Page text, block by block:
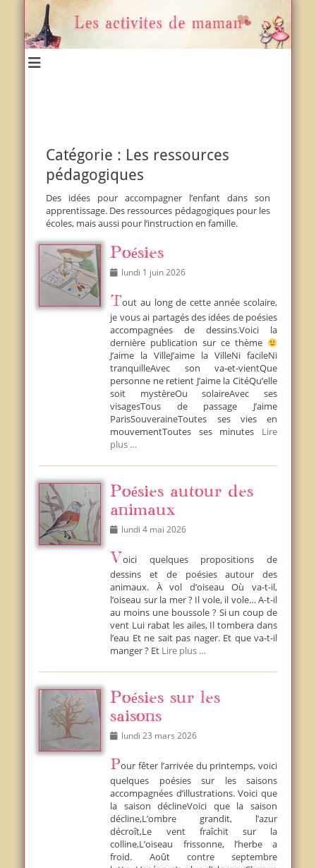
Catégorie : Les ressources
pédagogiques
Des idées pour accompagner l’enfant dans son
apprentissage. Des ressources pédagogiques pour les
écoles, mais aussi pour l’instruction en famille.
Poésies
Postedlundi 1 juin 2026
Tout au long de cette année scolaire,
je vous ai partagés des idées de poésies
accompagnées de dessins.Voici la
dernière publication sur ce thème
J’aime la VilleJ’aime la VilleNi facileNi
tranquilleAvec son va-et-vientQue
personne ne retient J’aime la CitéQu’elle
soit mystèreOu solaireAvec ses
visagesTous de passage J’aime
ParisSouveraineToutes ses vies en
mouvementToutes ses minutes Lire
plus …
Poésies autour des
animaux
Postedlundi 4 mai 2026
Voici quelques propositions de
dessins et de poésies autour des
animaux. À vol d’oiseau Où va-t-il,
l’oiseau sur la mer ? Il vole, il vole… A-t-il
au moins une boussole ? Si un coup de
vent Lui rabat les ailes, Il tombera dans
l’eau Et ne sait pas nager. Et que va-t-il
manger ? Et Lire plus …
Poésies sur les
saisons
Postedlundi 23 mars 2026
Pour fêter l’arrivée du printemps, voici
quelques poésies sur les saisons
accompagnées d’illustrations. Voici que
la saison déclineVoici que la saison
décline,L’ombre grandit, l’azur
décroît,Le vent fraîchit sur la
colline,L’oiseau frissonne, l’herbe a
froid. Août contre septembre